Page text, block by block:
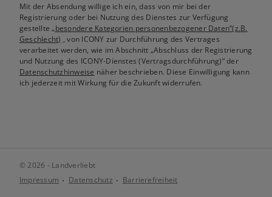
Mit der Absendung willige ich ein, dass von mir bei der
Registrierung oder bei Nutzung des Dienstes zur Verfügung
gestellte„besondere Kategorien personenbezogener Daten“(z.B.
Geschlecht) , von ICONY zur Durchführung des Vertrages
verarbeitet werden, wie im Abschnitt „Abschluss der Registrierung
und Nutzung des ICONY-Dienstes (Vertragsdurchführung)“ der
Datenschutzhinweise näher beschrieben. Diese Einwilligung kann
ich jederzeit mit Wirkung für die Zukunft widerrufen.
© 2026 - Landverliebt
Impressum
Datenschutz Barrierefreiheit